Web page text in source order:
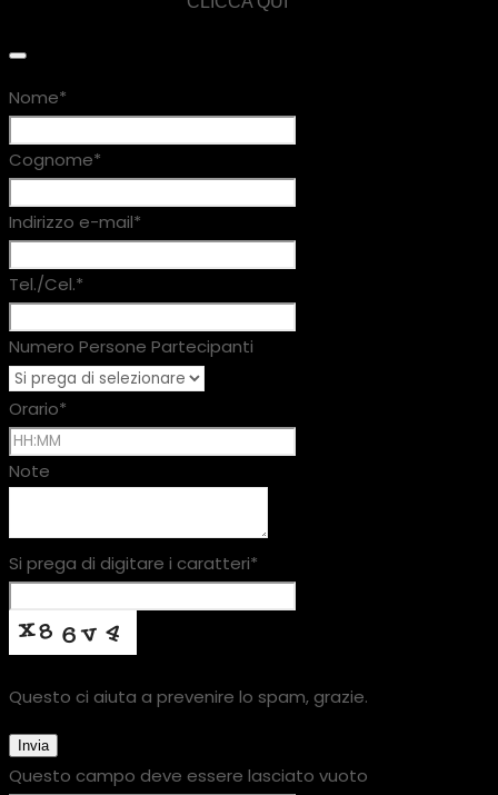
Nome*
Cognome*
Indirizzo e-mail*
Tel./Cel.*
Numero Persone Partecipanti
Orario*
Note
Si prega di digitare i caratteri*
Questo ci aiuta a prevenire lo spam, grazie.
Invia
Questo campo deve essere lasciato vuoto